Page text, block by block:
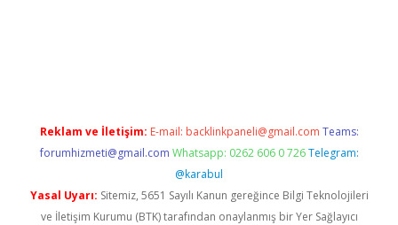
Reklam ve İletişim: E-mail: backlinkpaneli@gmail.com Teams:
forumhizmeti@gmail.com Whatsapp: 0262 606 0 726 Telegram:
@karabul
Yasal Uyarı: Sitemiz, 5651 Sayılı Kanun gereğince Bilgi Teknolojileri
ve İletişim Kurumu (BTK) tarafından onaylanmış bir Yer Sağlayıcı